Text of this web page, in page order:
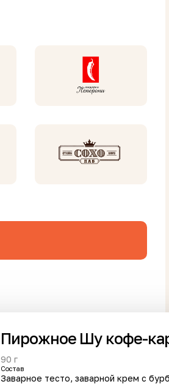
Новинка
Пикантно
Пирожное Шу кофе-
90 г
Cостав
Заварное тесто, заварной крем с